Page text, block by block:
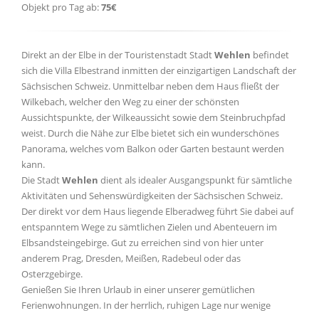
Objekt pro Tag ab:75€
Direkt an der Elbe in der Touristenstadt StadtWehlen befindet
sich die Villa Elbestrand inmitten der einzigartigen Landschaft der
Sächsischen Schweiz. Unmittelbar neben dem Haus fließt der
Wilkebach, welcher den Weg zu einer der schönsten
Aussichtspunkte, der Wilkeaussicht sowie dem Steinbruchpfad
weist. Durch die Nähe zur Elbe bietet sich ein wunderschönes
Panorama, welches vom Balkon oder Garten bestaunt werden
kann.
Die StadtWehlen dient als idealer Ausgangspunkt für sämtliche
Aktivitäten und Sehenswürdigkeiten der Sächsischen Schweiz.
Der direkt vor dem Haus liegende Elberadweg führt Sie dabei auf
entspanntem Wege zu sämtlichen Zielen und Abenteuern im
Elbsandsteingebirge. Gut zu erreichen sind von hier unter
anderem Prag, Dresden, Meißen, Radebeul oder das
Osterzgebirge.
Genießen Sie Ihren Urlaub in einer unserer gemütlichen
Ferienwohnungen. In der herrlich, ruhigen Lage nur wenige